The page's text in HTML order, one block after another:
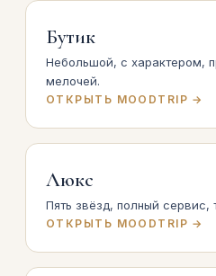
Бутик
Небольшой, с характером,
мелочей.
ОТКРЫТЬ MOODTRIP →
Люкс
Пять звёзд, полный сервис,
ОТКРЫТЬ MOODTRIP →